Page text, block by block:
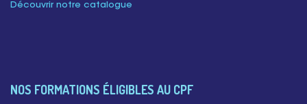
Découvrir notre catalogue
NOS FORMATIONS ÉLIGIBLES AU CPF